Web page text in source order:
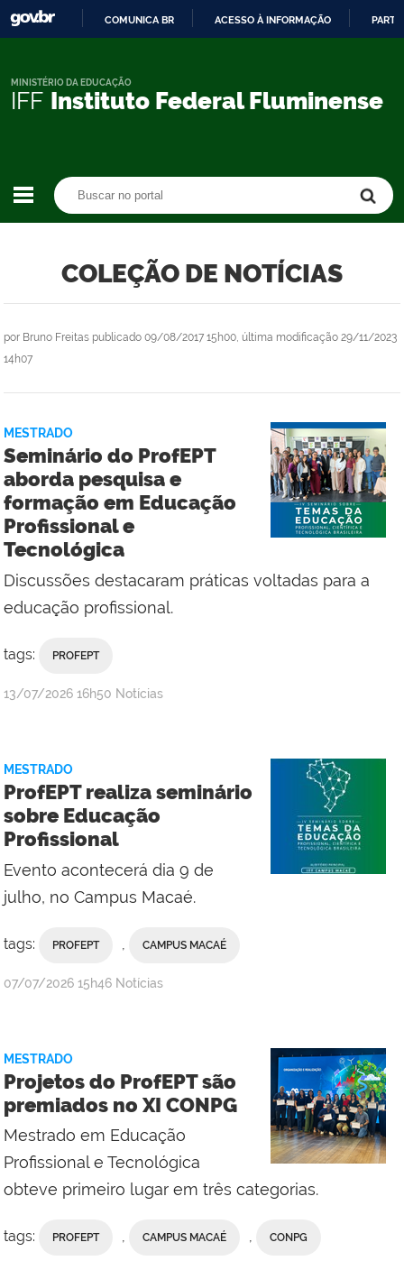
CONTEÚDO
COMUNICA BR ACESSO À INFORMAÇÃO
IFF Instituto Federal Fluminense
MINISTÉRIO DA EDUCAÇÃO
COLEÇÃO DE NOTÍCIAS
por Bruno Freitas publicado 09/08/2017 15h00, última modificação 29/11/2023
14h07
MESTRADO
Seminário do ProfEPT
aborda pesquisa e
formação em Educação
Profissional e
Tecnológica
Discussões destacaram práticas voltadas para a
educação profissional.
tags: PROFEPT
por
Campus
Macaé
publicado
13/07/2026 16h50 Notícias
MESTRADO
ProfEPT realiza seminário
sobre Educação
Profissional
Evento acontecerá dia 9 de
julho, no Campus Macaé.
tags: PROFEPT CAMPUS MACAÉ
por
publicado
07/07/2026 15h46 Notícias
MESTRADO
Projetos do ProfEPT são
premiados no XI CONPG
Mestrado em Educação
Profissional e Tecnológica
obteve primeiro lugar em três categorias.
tags: PROFEPT , CAMPUS MACAÉ , CONPG